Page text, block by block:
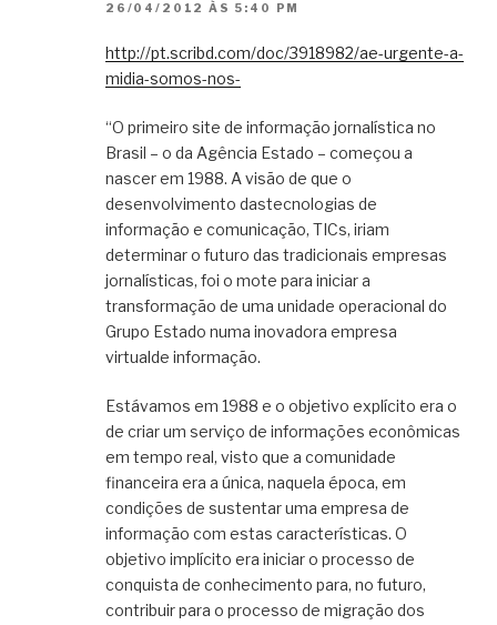
26/04/2012 ÀS 5:40 PM
http://pt.scribd.com/doc/3918982/ae-urgente-a-
midia-somos-nos-
“O primeiro site de informação jornalística no
Brasil – o da Agência Estado – começou a
nascer em 1988. A visão de que o
desenvolvimento dastecnologias de
informação e comunicação, TICs, iriam
determinar o futuro das tradicionais empresas
jornalísticas, foi o mote para iniciar a
transformação de uma unidade operacional do
Grupo Estado numa inovadora empresa
virtualde informação.
Estávamos em 1988 e o objetivo explícito era o
de criar um serviço de informações econômicas
em tempo real, visto que a comunidade
financeira era a única, naquela época, em
condições de sustentar uma empresa de
informação com estas características. O
objetivo implícito era iniciar o processo de
conquista de conhecimento para, no futuro,
contribuir para o processo de migração dos